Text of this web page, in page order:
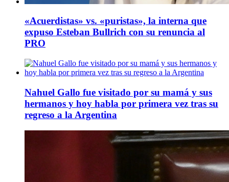
«Acuerdistas» vs. «puristas», la interna que
expuso Esteban Bullrich con su renuncia al
PRO
Nahuel Gallo fue visitado por su mamá y sus
hermanos y hoy habla por primera vez tras su
regreso a la Argentina